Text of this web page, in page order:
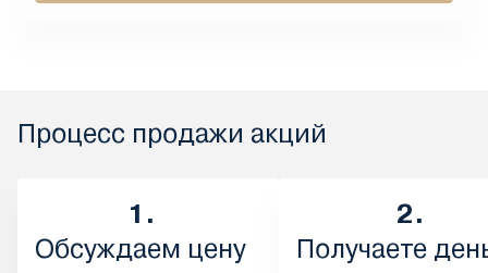
Процесс продажи акций
1.
Обсуждаем цену
2.
Получаете